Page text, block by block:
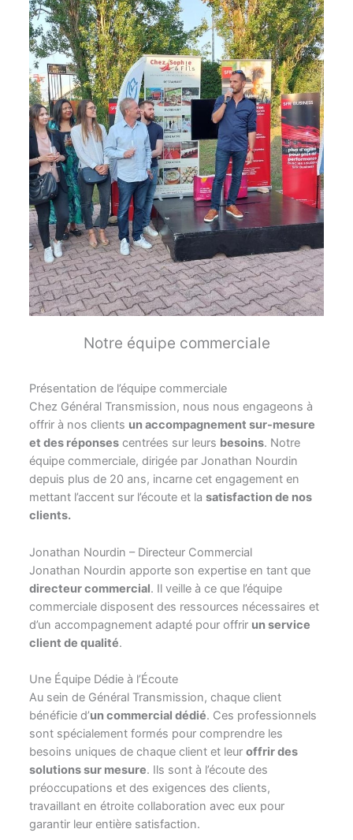
Notre équipe commerciale
Présentation de l’équipe commerciale
Chez Général Transmission, nous nous engageons à
offrir à nos clients un accompagnement sur-mesure
et des réponsescentrées sur leurs besoins. Notre
équipe commerciale, dirigée par Jonathan Nourdin
depuis plus de 20 ans, incarne cet engagement en
mettant l’accent sur l’écoute et la satisfaction de nos
clients.
Jonathan Nourdin – Directeur Commercial
Jonathan Nourdin apporte son expertise en tant que
directeur commercial. Il veille à ce que l’équipe
commerciale disposent des ressources nécessaires et
d’un accompagnement adapté pour offrir un service
client de qualité.
Une Équipe Dédie à l’Écoute
Au sein de Général Transmission, chaque client
bénéficie d’un commercial dédié. Ces professionnels
sont spécialement formés pour comprendre les
besoins uniques de chaque client et leur offrir des
solutions sur mesure. Ils sont à l’écoute des
préoccupations et des exigences des clients,
travaillant en étroite collaboration avec eux pour
garantir leur entière satisfaction.